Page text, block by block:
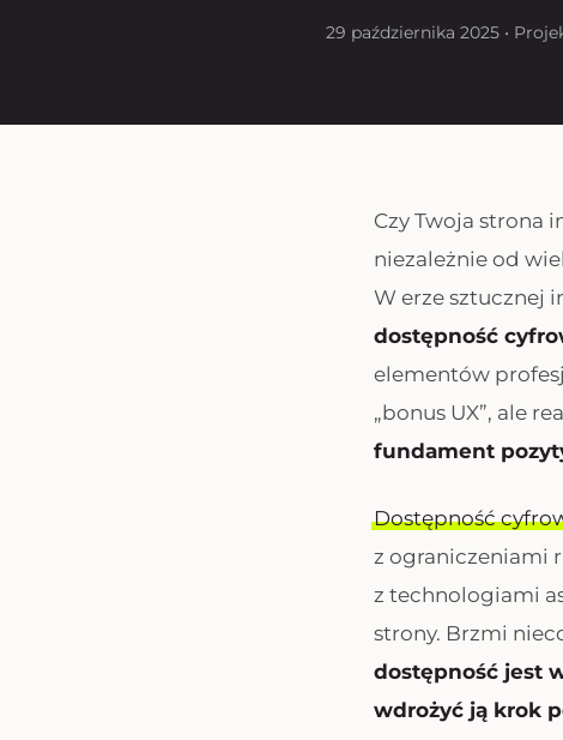
29 października 2025 •
Czy Twoja strona
niezależnie od
W erze sztucznej
dostępność
elementów
„bonus UX”, ale
fundament
Dostępność
z ograniczeniami
z technologiami
strony. Brzmi
dostępność jest
wdrożyć ją krok